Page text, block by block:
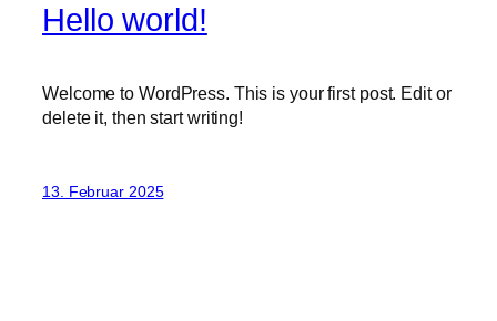
Hello world!
Welcome to WordPress. This is your first post. Edit or
delete it, then start writing!
13. Februar 2025